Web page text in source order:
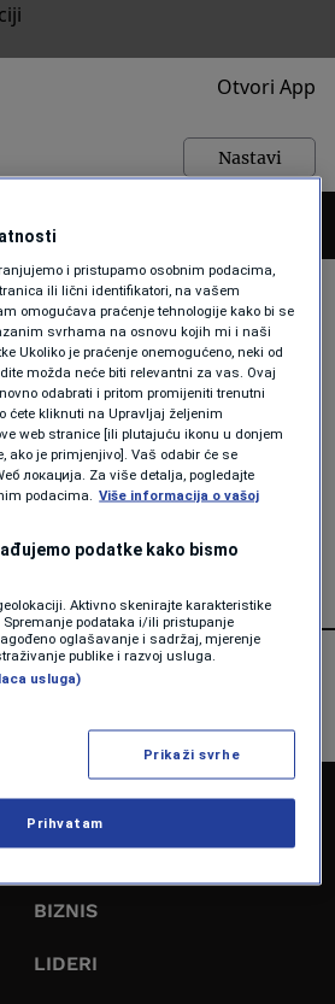
Otvori App
Nastavi
pronaći jeftine letove u 2024.
Iskoristite grešku i kupite
NASLOVNA
BIZNIS
LIDERI
i pristupamo osobnim podacima,
ili lični identifikatori, na vašem
omogućava praćenje tehnologije kako bi se
svrhama na osnovu kojih mi i naši
Ukoliko je praćenje onemogućeno, neki od
možda neće biti relevantni za vas. Ovaj
odabrati i pritom promijeniti trenutni
ćete kliknuti na Upravljaj željenim
web stranice [ili plutajuću ikonu u donjem
ako je primjenjivo]. Vaš odabir će se
локација. Za više detalja, pogledajte
podacima.
Više informacija o vašoj
podatke kako bismo
Aktivno skenirajte karakteristike
podataka i/ili pristupanje
oglašavanje i sadržaj, mjerenje
publike i razvoj usluga.
usluga)
Prikaži svrhe
Prihvatam